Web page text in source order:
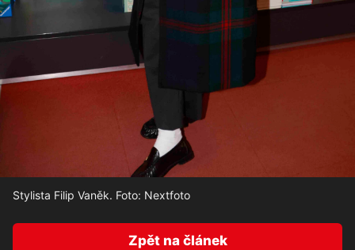
Stylista Filip Vaněk. Foto: Nextfoto
Zpět na článek